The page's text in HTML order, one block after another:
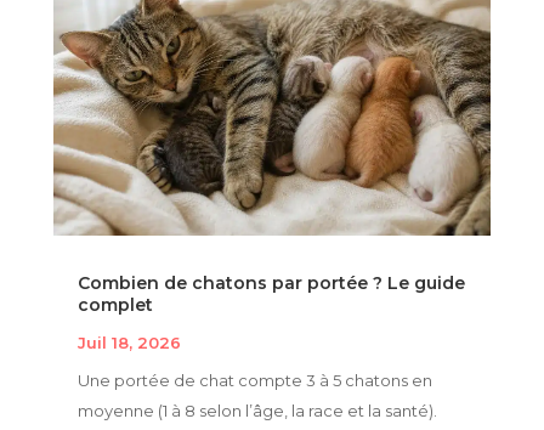
Combien de chatons par portée ? Le guide
complet
Juil 18, 2026
Une portée de chat compte 3 à 5 chatons en
moyenne (1 à 8 selon l’âge, la race et la santé).